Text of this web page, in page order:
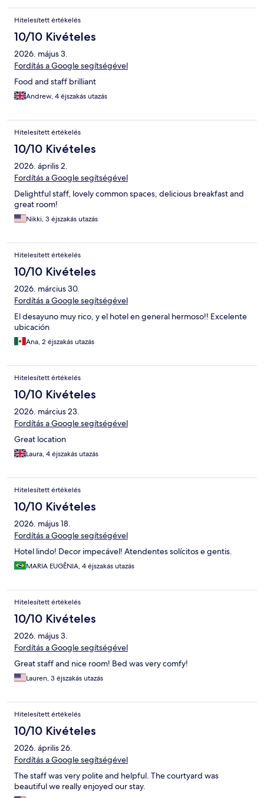
Hitelesített értékelés
10/10 Kivételes
2026. május 3.
Fordítás a Google segítségével
Food and staff brilliant
Andrew, 4 éjszakás utazás
Hitelesített értékelés
10/10 Kivételes
2026. április 2.
Fordítás a Google segítségével
Delightful staff, lovely common spaces, delicious breakfast and
great room!
Nikki, 3 éjszakás utazás
Hitelesített értékelés
10/10 Kivételes
2026. március 30.
Fordítás a Google segítségével
El desayuno muy rico, y el hotel en general hermoso!! Excelente
ubicación
Ana, 2 éjszakás utazás
Hitelesített értékelés
10/10 Kivételes
2026. március 23.
Fordítás a Google segítségével
Great location
Laura, 4 éjszakás utazás
Hitelesített értékelés
10/10 Kivételes
2026. május 18.
Fordítás a Google segítségével
Hotel lindo! Decor impecável! Atendentes solícitos e gentis.
MARIA EUGÊNIA, 4 éjszakás utazás
Hitelesített értékelés
10/10 Kivételes
2026. május 3.
Fordítás a Google segítségével
Great staff and nice room! Bed was very comfy!
Lauren, 3 éjszakás utazás
Hitelesített értékelés
10/10 Kivételes
2026. április 26.
Fordítás a Google segítségével
The staff was very polite and helpful. The courtyard was
beautiful we really enjoyed our stay.